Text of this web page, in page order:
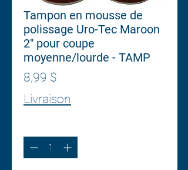
Tampon en mousse de
polissage Uro-Tec Maroon
2" pour coupe
moyenne/lourde - TAMP
8,99 $
Livraison